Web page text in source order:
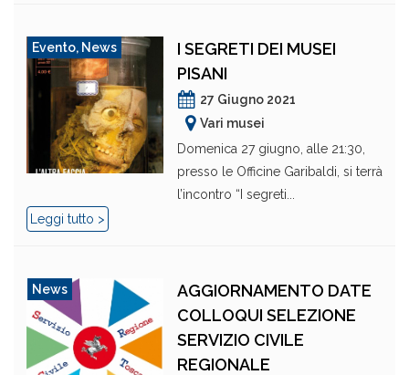
Evento, News
I SEGRETI DEI MUSEI
PISANI
27 Giugno 2021
Vari musei
Domenica 27 giugno, alle 21:30,
presso le Officine Garibaldi, si terrà
l’incontro “I segreti...
Leggi tutto >
News
AGGIORNAMENTO DATE
COLLOQUI SELEZIONE
SERVIZIO CIVILE
REGIONALE